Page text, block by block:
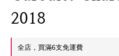
2018
全店，買滿6支免運費